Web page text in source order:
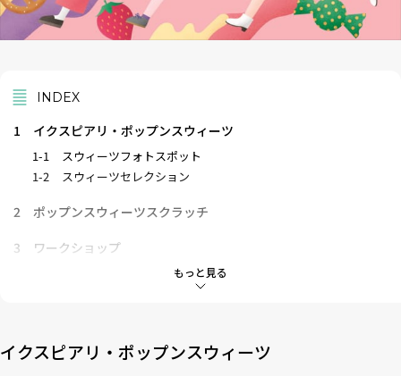
もっと見る
INDEX
1 イクスピアリ・ポップンスウィーツ
1-1
スウィーツフォトスポット
1-2
スウィーツセレクション
2
ポップンスウィーツスクラッチ
3
ワークショップ
スウィーツフォトポット
ふわふわいちごドーナツプレート
イクスピアリ・ポップンスウィーツ